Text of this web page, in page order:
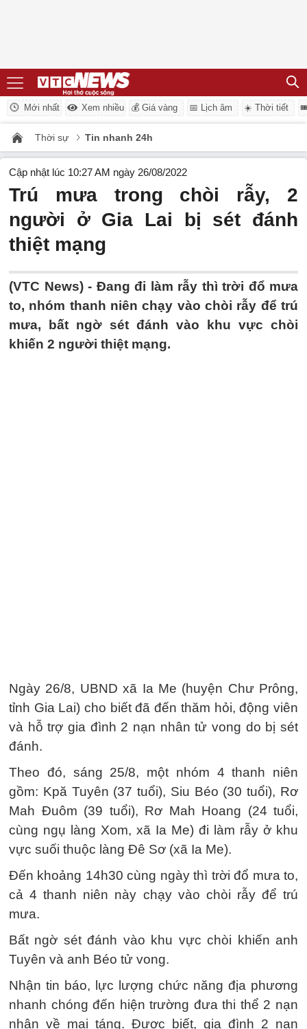
Mới nhất Xem nhiều 💰 Giá vàng 📅 Lịch âm ☀️ Thời tiết
Thời sự Tin nhanh 24h
Cập nhật lúc 10:27 AM ngày 26/08/2022
Trú mưa trong chòi rẫy, 2
người ở Gia Lai bị sét đánh
thiệt mạng
(VTC News) - Đang đi làm rẫy thì trời đổ mưa
to, nhóm thanh niên chạy vào chòi rẫy để trú
mưa, bất ngờ sét đánh vào khu vực chòi
khiến 2 người thiệt mạng.
Ngày 26/8, UBND xã Ia Me (huyện Chư Prông,
tỉnh Gia Lai) cho biết đã đến thăm hỏi, động viên
và hỗ trợ gia đình 2 nạn nhân tử vong do bị sét
đánh.
Theo đó, sáng 25/8, một nhóm 4 thanh niên
gồm: Kpă Tuyên (37 tuổi), Siu Béo (30 tuổi), Rơ
Mah Đuôm (39 tuổi), Rơ Mah Hoang (24 tuổi,
cùng ngụ làng Xom, xã Ia Me) đi làm rẫy ở khu
vực suối thuộc làng Đê Sơ (xã Ia Me).
Đến khoảng 14h30 cùng ngày thì trời đổ mưa to,
cả 4 thanh niên này chạy vào chòi rẫy để trú
mưa.
Bất ngờ sét đánh vào khu vực chòi khiến anh
Tuyên và anh Béo tử vong.
Nhận tin báo, lực lượng chức năng địa phương
nhanh chóng đến hiện trường đưa thi thể 2 nạn
nhân về mai táng. Được biết, gia đình 2 nạn